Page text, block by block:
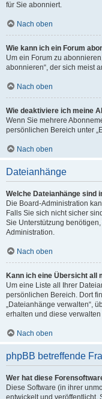
für Sie abonniert.
Nach oben
Wie kann ich ein Forum
Um ein Forum zu
abonnieren“, der sich meist
Nach oben
Wie deaktiviere ich meine
Wenn Sie mehrere
persönlichen Bereich unter
Nach oben
Dateianhänge
Welche Dateianhänge sind
Die Board-Administration
Falls Sie sich nicht sicher
Sie Unterstützung
Administration.
Nach oben
Kann ich eine Übersicht all
Um eine Liste all Ihrer
persönlichen Bereich. Dort
„Dateianhänge verwalten“,
erhalten und diese
Nach oben
phpBB betreffende
Wer hat diese
Diese Software (in ihrer
entwickelt und veröffentlicht.